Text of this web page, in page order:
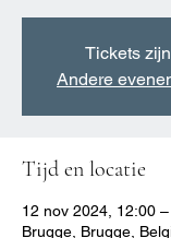
Tickets
Andere
Tijd en locatie
12 nov 2024, 12:00
Brugge, Brugge,